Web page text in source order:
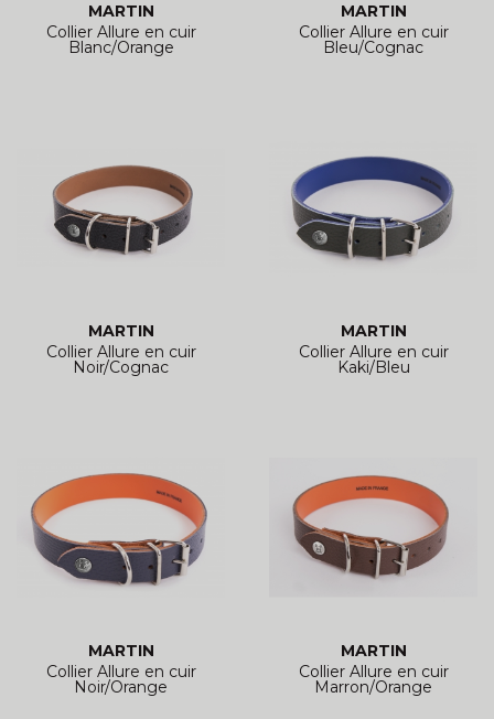
MARTIN
Collier Allure en cuir
Blanc/Orange
MARTIN
Collier Allure en cuir
Bleu/Cognac
MARTIN
Collier Allure en cuir
Noir/Cognac
MARTIN
Collier Allure en cuir
Kaki/Bleu
MARTIN
Collier Allure en cuir
Noir/Orange
MARTIN
Collier Allure en cuir
Marron/Orange